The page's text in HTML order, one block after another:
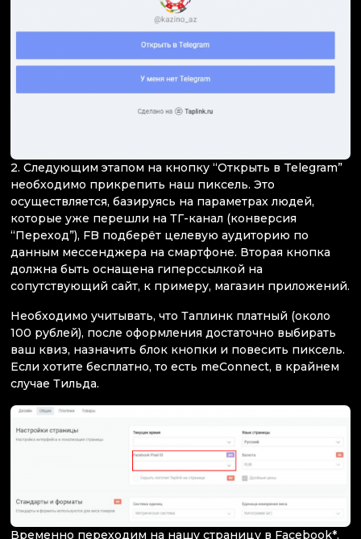
2. Следующим этапом на кнопку “Открыть в Telegram”
необходимо прикрепить наш пиксель. Это
осуществляется, базируясь на параметрах людей,
которые уже перешли на ТГ-канал (конверсия
“Переход”), FB подберёт целевую аудиторию по
данным мессенджера на смартфоне. Вторая кнопка
должна быть оснащена гиперссылкой на
сопутствующий сайт, к примеру, магазин приложений.
Необходимо учитывать, что Таплинк платный (около
100 рублей), после оформления достаточно выбирать
ваш квиз, назначить блок кнопки и повесить пиксель.
Если хотите бесплатно, то есть meConnect, в крайнем
случае Тильда.
Временно переходим на нашу страницу в Facebook*,